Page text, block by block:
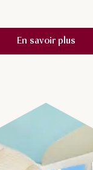
En savoir plus